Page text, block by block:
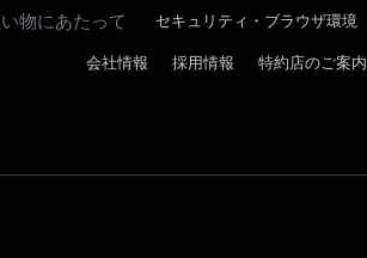
物にあたって セキュリティ・ブラウザ環境
会社情報 採用情報 特約店のご案内